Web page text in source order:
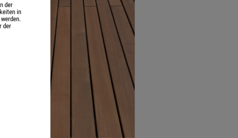
der
in
der